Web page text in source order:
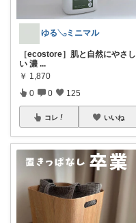
ゆる𓂅ミニマル
［ecostore］肌と自然にやさし
い 濃 ...
￥ 1,870
0 0 125
コレ いいね